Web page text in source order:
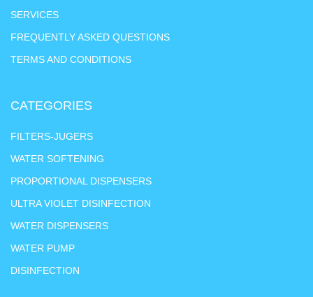
SERVICES
FREQUENTLY ASKED QUESTIONS
TERMS AND CONDITIONS
CATEGORIES
FILTERS-JUGERS
WATER SOFTENING
PROPORTIONAL DISPENSERS
ULTRA VIOLET DISINFECTION
WATER DISPENSERS
WATER PUMP
DISINFECTION